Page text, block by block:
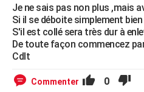
Je ne sais pas non plus ,mais
Si il se déboite simplement
S'il est collé sera très dur à
De toute façon commencez
Cdlt
Commenter 0